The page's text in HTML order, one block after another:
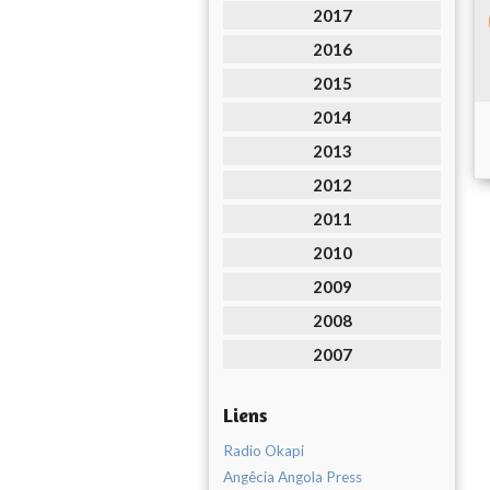
2017
2016
2015
2014
2013
2012
2011
2010
2009
2008
2007
Liens
Radio Okapi
Angêcia Angola Press